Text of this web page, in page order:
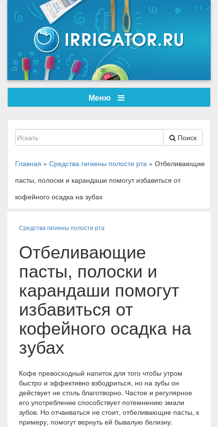
Меню
Поиск
Главная » Средства гигиены полости рта » Отбеливающие
пасты, полоски и карандаши помогут избавиться от
кофейного осадка на зубах
Средства гигиены полости рта
Отбеливающие
пасты, полоски и
карандаши помогут
избавиться от
кофейного осадка на
зубах
Кофе превосходный напиток для того чтобы утром
быстро и эффективно взбодриться, но на зубы он
действует не столь благотворно. Частое и регулярное
его употребление способствует потемнению эмали
зубов. Но отчаиваться не стоит, отбеливающие пасты, к
примеру, помогут вернуть ей бывалую белизну.